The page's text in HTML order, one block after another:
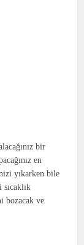
bir
en
yıkarken bile
bozacak ve